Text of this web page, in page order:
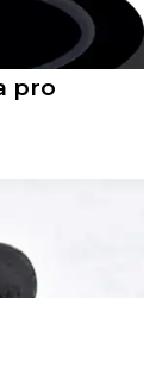
pro